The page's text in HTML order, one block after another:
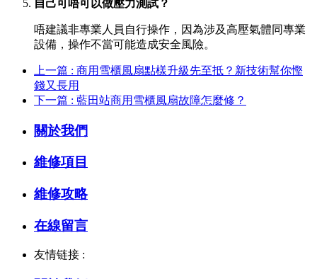
自己可唔可以做壓力測試？
唔建議非專業人員自行操作，因為涉及高壓氣體同專業
設備，操作不當可能造成安全風險。
上一篇 : 商用雪櫃風扇點樣升級先至抵？新技術幫你慳
錢又長用
下一篇 : 藍田站商用雪櫃風扇故障怎麼修？
關於我們
維修項目
維修攻略
在線留言
友情链接 :